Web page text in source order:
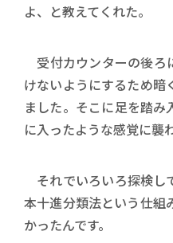
よ、と教えてくれた。
受付カウンターの後ろ
けないようにするため暗
ました。そこに足を踏
に入ったような感覚に襲
それでいろいろ探検し
本十進分類法という仕組
かったんです。